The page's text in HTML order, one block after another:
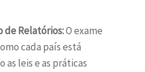
de Relatórios:O exame
cada país está
leis e as práticas